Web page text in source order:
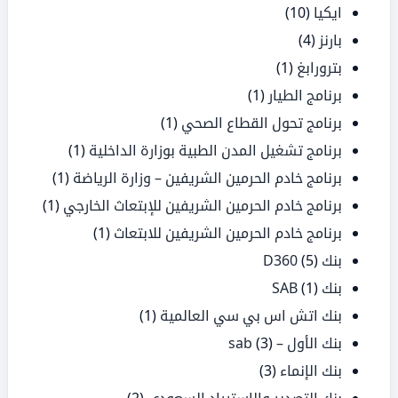
ايكيا (10)
بارنز (4)
بترورابغ (1)
برنامج الطيار (1)
برنامج تحول القطاع الصحي (1)
برنامج تشغيل المدن الطبية بوزارة الداخلية (1)
برنامج خادم الحرمين الشريفين – وزارة الرياضة (1)
برنامج خادم الحرمين الشريفين للإبتعاث الخارجي (1)
برنامج خادم الحرمين الشريفين للابتعاث (1)
بنك D360 (5)
بنك SAB (1)
بنك اتش اس بي سي العالمية (1)
بنك الأول – sab(3)
بنك الإنماء (3)